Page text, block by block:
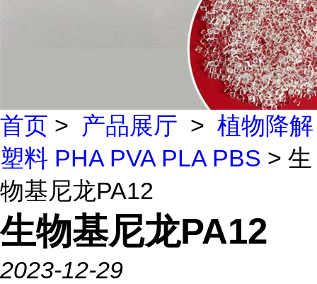
首页 > 产品展厅 > 植物降解
塑料 PHA PVA PLA PBS > 生
物基尼龙PA12
生物基尼龙PA12
2023-12-29